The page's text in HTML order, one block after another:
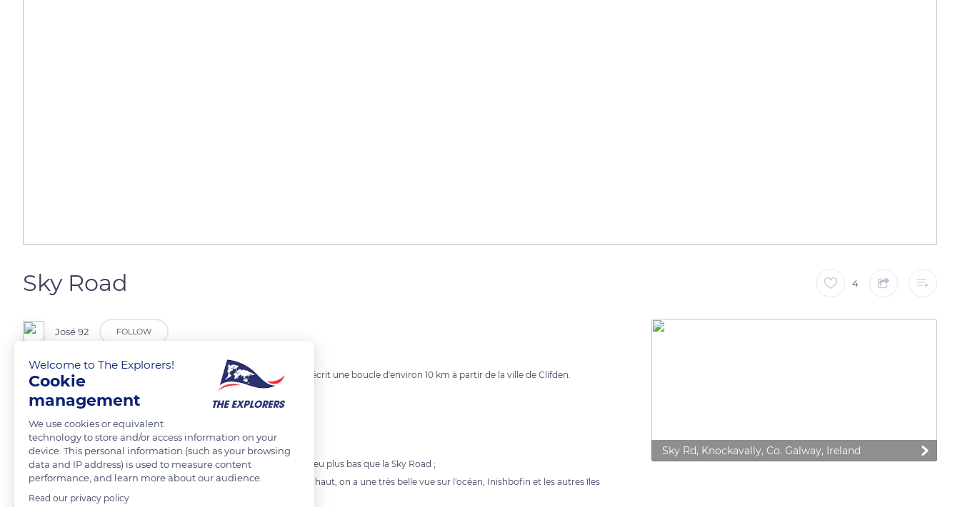
Sky Road 4
José 92 FOLLOW
Sky Road est une route touristique du Connemara, en Irlande, qui décrit une boucle d'environ 10 km à partir de la ville de Clifden.
Elle se divise en trois :
la Beach Road longe la baie de Clifden ;
la Low Sky Road est un peu plus haute que la Beach Road mais un peu plus bas que la Sky Road ;
La Sky Road proprement dite est au sommet des montagnes ; de là-haut, on a une très belle vue sur l'océan, Inishbofin et les autres îles
alentour. Cette route mène aussi au Château de Clifden.
Sky Rd, Knockavally, Co. Galway, Ireland
Welcome to The Explorers!
Cookie
management
We use cookies or equivalent
technology to store and/or access information on your
device. This personal information (such as your browsing
data and IP address) is used to measure content
performance, and learn more about our audience.
Read our privacy policy